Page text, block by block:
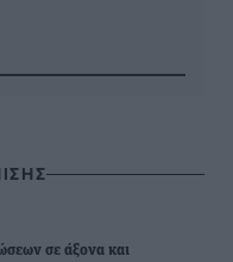
σε άξονα και